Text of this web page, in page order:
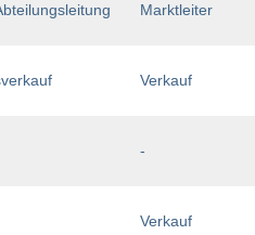
Marktleiter
Verkauf
-
Verkauf